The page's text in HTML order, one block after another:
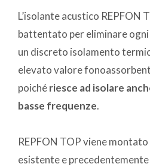
L’isolante acustico REPFON
battentato per eliminare
un discreto isolamento
elevato valore
poichériesce ad isolare
basse frequenze.
REPFON TOP viene
esistente e